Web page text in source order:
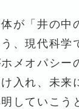
が「井の中
、現代科学
ホメオパシー
入れ、未来
していこう